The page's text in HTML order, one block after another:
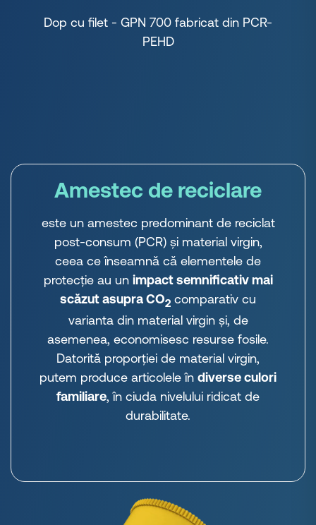
Dop cu filet - GPN 700 fabricat din PCR-
PEHD
Amestec de reciclare
este un amestec predominant de reciclat
post-consum (PCR) și material virgin,
ceea ce înseamnă că elementele de
protecție au un impact semnificativ mai
scăzut asupra CO2 comparativ cu
varianta din material virgin și, de
asemenea, economisesc resurse fosile.
Datorită proporției de material virgin,
putem produce articolele în diverse culori
familiare, în ciuda nivelului ridicat de
durabilitate.